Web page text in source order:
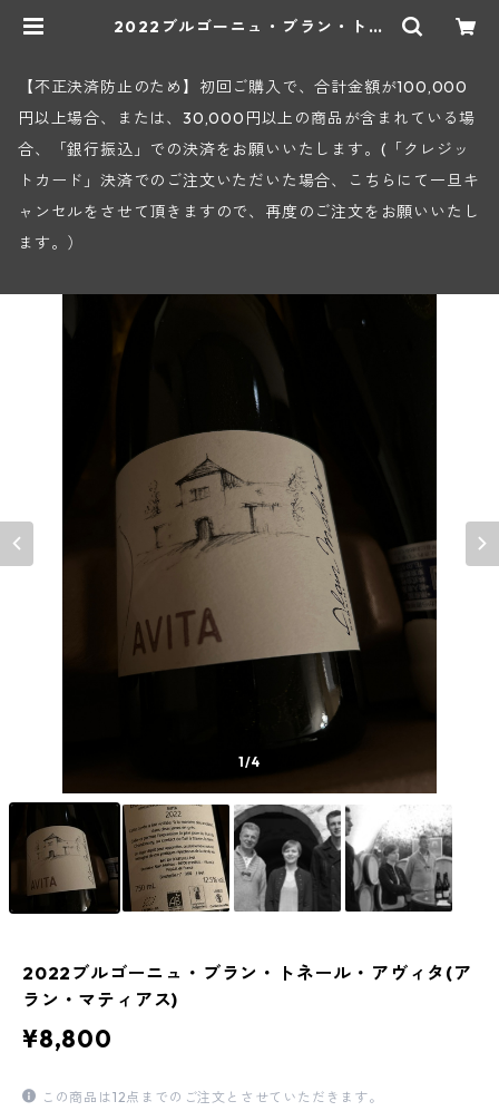
2022ブルゴーニュ・ブラン・トネ
ラー
【不正決済防止のため】初回ご購入で、合計金額が100,000
円以上場合、または、30,000円以上の商品が含まれている場
合、「銀行振込」での決済をお願いいたします。(「クレジッ
トカード」決済でのご注文いただいた場合、こちらにて一旦キ
ャンセルをさせて頂きますので、再度のご注文をお願いいたし
ます。）
1/4
2022ブルゴーニュ・ブラン・トネール・アヴィタ(ア
ラン・マティアス)
¥8,800
この商品は12点までのご注文とさせていただきます。